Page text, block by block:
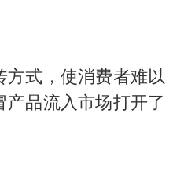
式，使消费者难以
品流入市场打开了